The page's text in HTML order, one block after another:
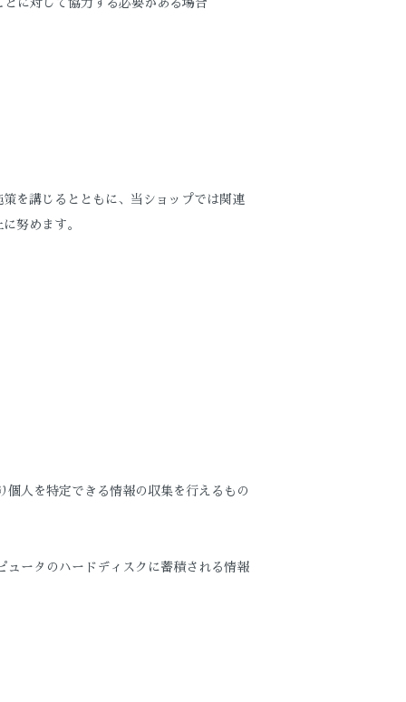
に対して協力する必要がある場合
を講じるとともに、当ショップでは関連
努めます。
人を特定できる情報の収集を行えるもの
ータのハードディスクに蓄積される情報